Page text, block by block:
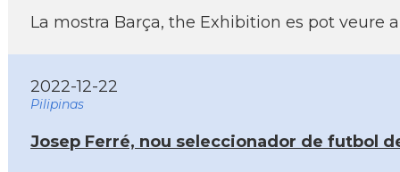
La mostra Barça, the Exhibition es pot veure
2022-12-22
Pilipinas
Josep Ferré, nou seleccionador de futbol